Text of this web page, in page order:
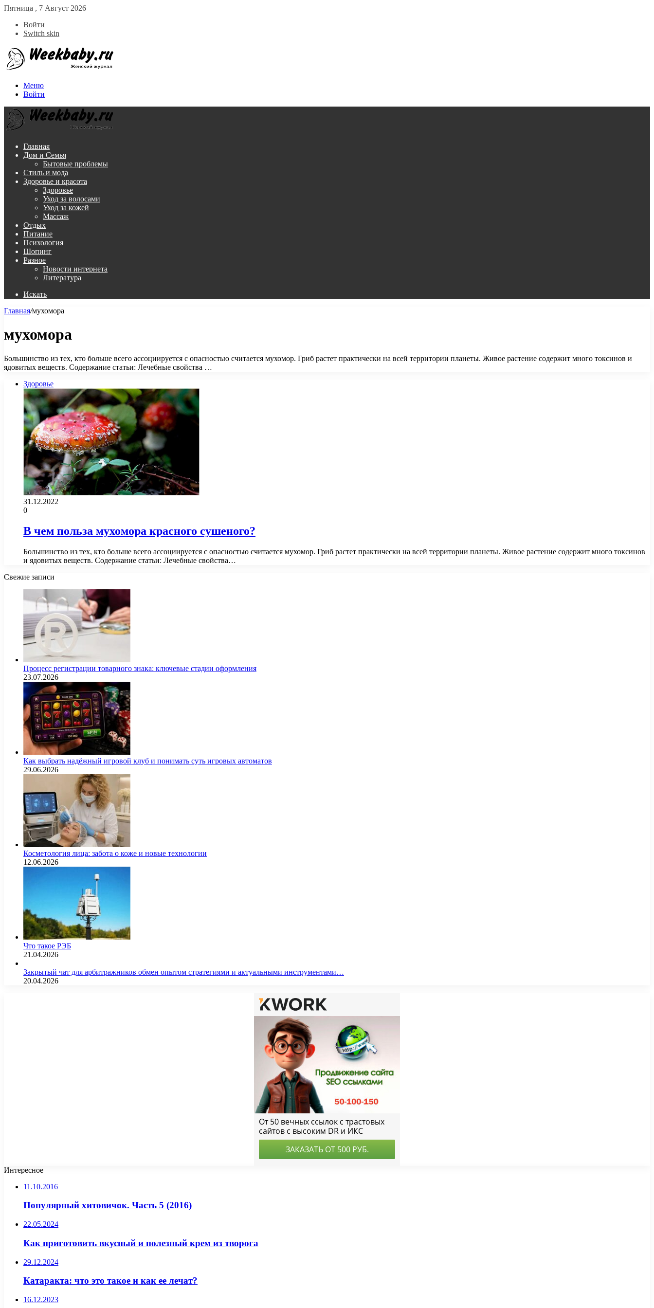
Пятница , 7 Август 2026
Войти
Switch skin
Меню
Войти
Главная
Дом и Семья
Бытовые проблемы
Стиль и мода
Здоровье и красота
Здоровье
Уход за волосами
Уход за кожей
Массаж
Отдых
Питание
Психология
Шопинг
Разное
Новости интернета
Литература
Искать
Главная/мухомора
мухомора
Большинство из тех, кто больше всего ассоциируется с опасностью считается мухомор. Гриб растет практически на всей территории планеты. Живое растение содержит много токсинов и
ядовитых веществ. Содержание статьи: Лечебные свойства …
Здоровье
31.12.2022
0
В чем польза мухомора красного сушеного?
Большинство из тех, кто больше всего ассоциируется с опасностью считается мухомор. Гриб растет практически на всей территории планеты. Живое растение содержит много токсинов
и ядовитых веществ. Содержание статьи: Лечебные свойства…
Свежие записи
Процесс регистрации товарного знака: ключевые стадии оформления
23.07.2026
Как выбрать надёжный игровой клуб и понимать суть игровых автоматов
29.06.2026
Косметология лица: забота о коже и новые технологии
12.06.2026
Что такое РЭБ
21.04.2026
Закрытый чат для арбитражников обмен опытом стратегиями и актуальными инструментами…
20.04.2026
Интересное
11.10.2016
Популярный хитовичок. Часть 5 (2016)
22.05.2024
Как приготовить вкусный и полезный крем из творога
29.12.2024
Катаракта: что это такое и как ее лечат?
16.12.2023